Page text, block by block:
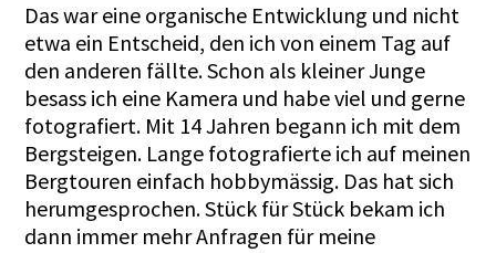
Das war eine organische Entwicklung und nicht
etwa ein Entscheid, den ich von einem Tag auf
den anderen fällte. Schon als kleiner Junge
besass ich eine Kamera und habe viel und gerne
fotografiert. Mit 14 Jahren begann ich mit dem
Bergsteigen. Lange fotografierte ich auf meinen
Bergtouren einfach hobbymässig. Das hat sich
herumgesprochen. Stück für Stück bekam ich
dann immer mehr Anfragen für meine